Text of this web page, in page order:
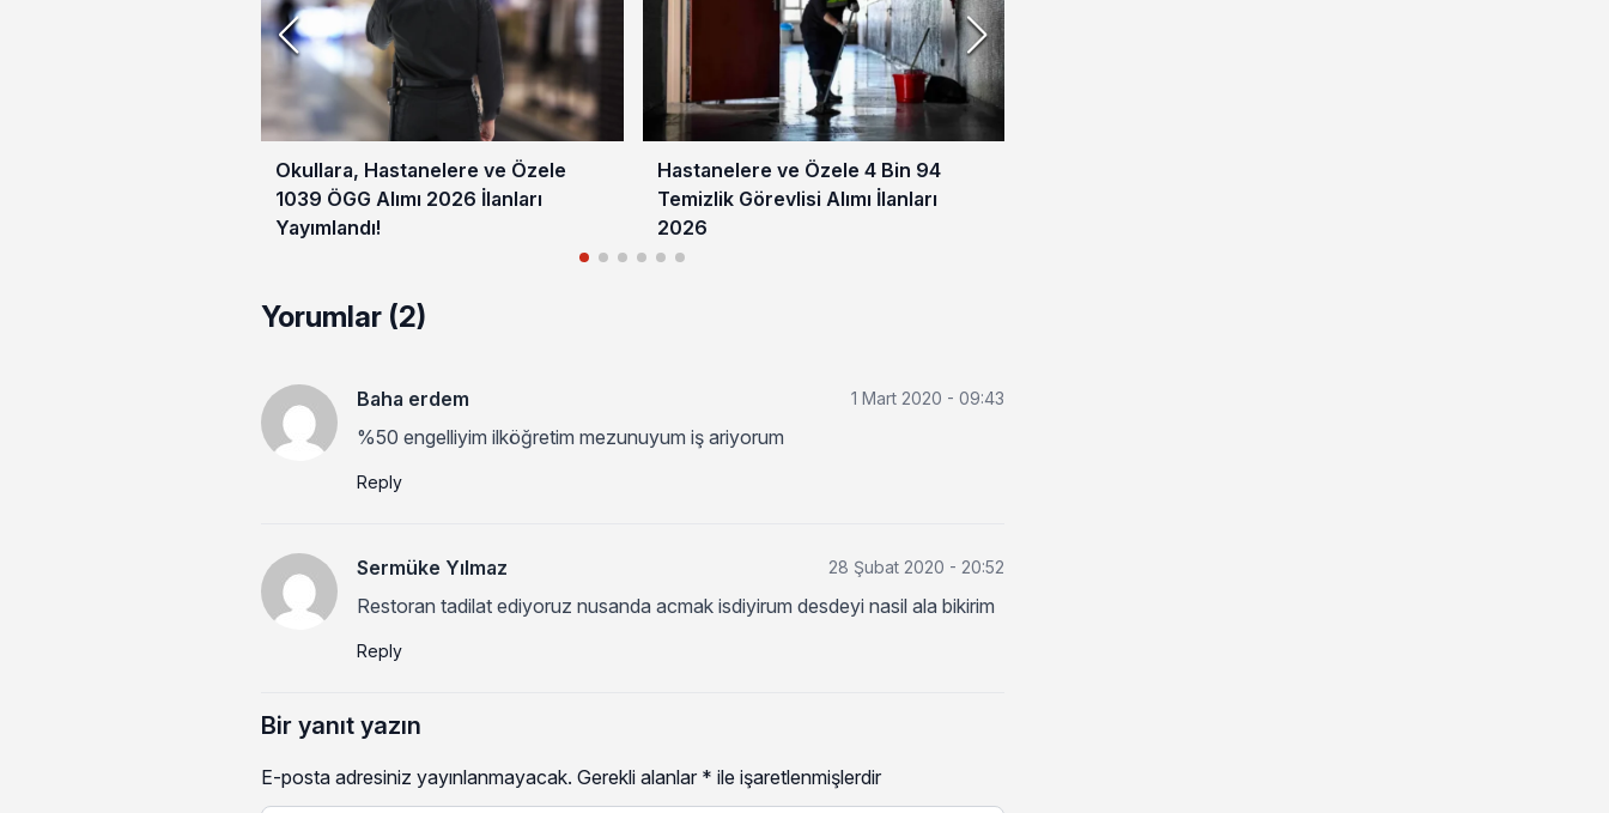
Okullara, Hastanelere ve Özele
1039 ÖGG Alımı 2026 İlanları
Yayımlandı!
Hastanelere ve Özele 4 Bin 94
Temizlik Görevlisi Alımı İlanları
2026
Yorumlar (2)
Baha erdem 1 Mart 2020 - 09:43
%50 engelliyim ilköğretim mezunuyum iş ariyorum
Reply
Sermüke Yılmaz 28 Şubat 2020 - 20:52
Restoran tadilat ediyoruz nusanda acmak isdiyirum desdeyi nasil ala bikirim
Reply
Bir yanıt yazın
E-posta adresiniz yayınlanmayacak. Gerekli alanlar * ile işaretlenmişlerdir